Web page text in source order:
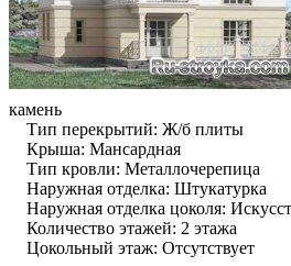
камень
Тип перекрытий: Ж/б плиты
Крыша: Мансардная
Тип кровли: Металлочерепица
Наружная отделка: Штукатурка
Наружная отделка цоколя:
Количество этажей: 2 этажа
Цокольный этаж: Отсутствует